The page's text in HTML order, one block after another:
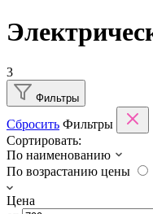
3
Фильтры
Сбросить Фильтры
Сортировать:
По наименованию
По возрастанию цены
Цена